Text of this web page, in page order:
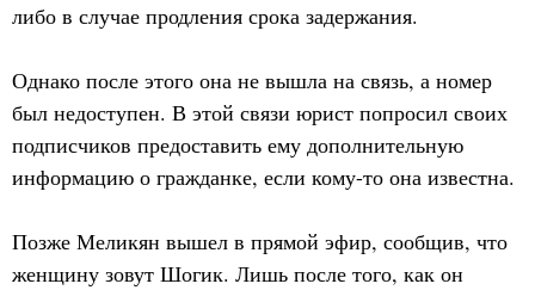
либо в случае продления срока задержания.
Однако после этого она не вышла на связь, а номер
был недоступен. В этой связи юрист попросил своих
подписчиков предоставить ему дополнительную
информацию о гражданке, если кому-то она известна.
Позже Меликян вышел в прямой эфир, сообщив, что
женщину зовут Шогик. Лишь после того, как он